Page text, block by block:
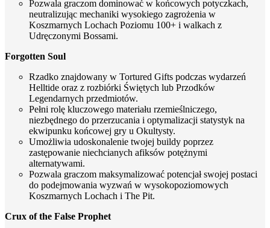
Pozwala graczom dominować w końcowych potyczkach,
neutralizując mechaniki wysokiego zagrożenia w
Koszmarnych Lochach Poziomu 100+ i walkach z
Udręczonymi Bossami.
Forgotten Soul
Rzadko znajdowany w Tortured Gifts podczas wydarzeń
Helltide oraz z rozbiórki Świętych lub Przodków
Legendarnych przedmiotów.
Pełni rolę kluczowego materiału rzemieślniczego,
niezbędnego do przerzucania i optymalizacji statystyk na
ekwipunku końcowej gry u Okultysty.
Umożliwia udoskonalenie twojej buildy poprzez
zastępowanie niechcianych afiksów potężnymi
alternatywami.
Pozwala graczom maksymalizować potencjał swojej postaci
do podejmowania wyzwań w wysokopoziomowych
Koszmarnych Lochach i The Pit.
Crux of the False Prophet